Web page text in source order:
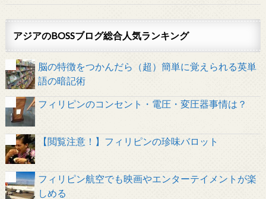
アジアのBOSSブログ総合人気ランキング
脳の特徴をつかんだら（超）簡単に覚えられる英単
語の暗記術
フィリピンのコンセント・電圧・変圧器事情は？
【閲覧注意！】フィリピンの珍味バロット
フィリピン航空でも映画やエンターテイメントが楽
しめる